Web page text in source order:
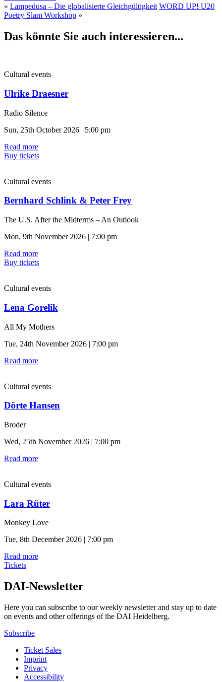
« Lampedusa – Die globalisierte Gleichgültigkeit WORD UP! U20
Poetry Slam Workshop »
Das könnte Sie auch interessieren...
Cultural events
Ulrike Draesner
Radio Silence
Sun, 25th October 2026 | 5:00 pm
Read more
Buy tickets
Cultural events
Bernhard Schlink & Peter Frey
The U.S. After the Midterms – An Outlook
Mon, 9th November 2026 | 7:00 pm
Read more
Buy tickets
Cultural events
Lena Gorelik
All My Mothers
Tue, 24th November 2026 | 7:00 pm
Read more
Cultural events
Dörte Hansen
Broder
Wed, 25th November 2026 | 7:00 pm
Read more
Cultural events
Lara Rüter
Monkey Love
Tue, 8th December 2026 | 7:00 pm
Read more
Tickets
DAI-Newsletter
Here you can subscribe to our weekly newsletter and stay up to date
on events and other offerings of the DAI Heidelberg.
Subscribe
Ticket Sales
Imprint
Privacy
Accessibility